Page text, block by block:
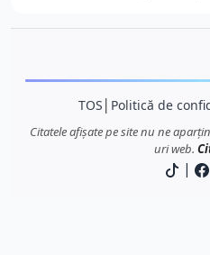
TOS Politică de
Citatele afișate pe site nu ne
uri web.
|